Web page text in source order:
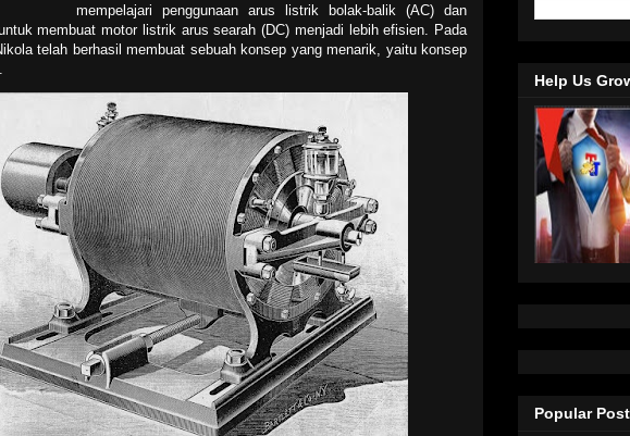
mempelajari penggunaan arus listrik bolak-balik (AC) dan
membuat motor listrik arus searah (DC) menjadi lebih efisien. Pada
telah berhasil membuat sebuah konsep yang menarik, yaitu konsep
Help Us
Popular